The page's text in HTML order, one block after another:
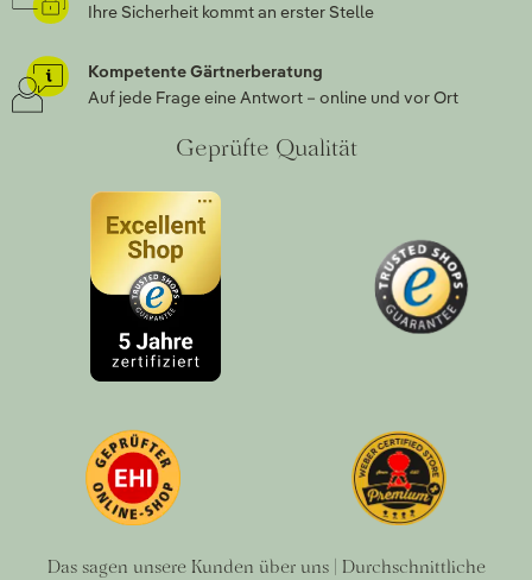
Ihre Sicherheit kommt an erster Stelle
Kompetente Gärtnerberatung
Auf jede Frage eine Antwort – online und vor Ort
Geprüfte Qualität
Das sagen unsere Kunden über uns | Durchschnittliche